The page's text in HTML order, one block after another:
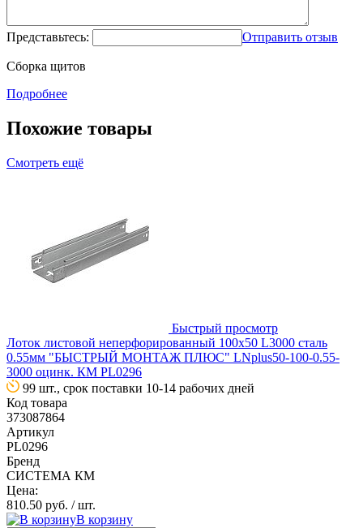
Представьтесь: Отправить отзыв
Сборка щитов
Подробнее
Похожие товары
Смотреть ещё
Быстрый просмотр
Лоток листовой неперфорированный 100х50 L3000 сталь
0.55мм "БЫСТРЫЙ МОНТАЖ ПЛЮС" LNplus50-100-0.55-
3000 оцинк. КМ PL0296
99 шт., срок поставки 10-14 рабочих дней
Код товара
373087864
Артикул
PL0296
Бренд
СИСТЕМА КМ
Цена:
810.50 руб. / шт.
В корзину